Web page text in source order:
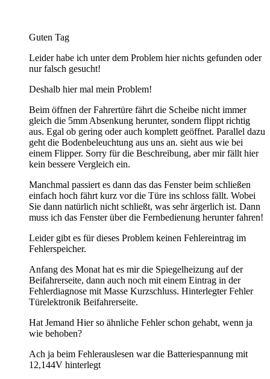
Guten Tag
Leider habe ich unter dem Problem hier nichts gefunden oder
nur falsch gesucht!
Deshalb hier mal mein Problem!
Beim öffnen der Fahrertüre fährt die Scheibe nicht immer
gleich die 5mm Absenkung herunter, sondern flippt richtig
aus. Egal ob gering oder auch komplett geöffnet. Parallel dazu
geht die Bodenbeleuchtung aus uns an. sieht aus wie bei
einem Flipper. Sorry für die Beschreibung, aber mir fällt hier
kein bessere Vergleich ein.
Manchmal passiert es dann das das Fenster beim schließen
einfach hoch fährt kurz vor die Türe ins schloss fällt. Wobei
Sie dann natürlich nicht schließt, was sehr ärgerlich ist. Dann
muss ich das Fenster über die Fernbedienung herunter fahren!
Leider gibt es für dieses Problem keinen Fehlereintrag im
Fehlerspeicher.
Anfang des Monat hat es mir die Spiegelheizung auf der
Beifahrerseite, dann auch noch mit einem Eintrag in der
Fehlerdiagnose mit Masse Kurzschluss. Hinterlegter Fehler
Türelektronik Beifahrerseite.
Hat Jemand Hier so ähnliche Fehler schon gehabt, wenn ja
wie behoben?
Ach ja beim Fehlerauslesen war die Batteriespannung mit
12,144V hinterlegt